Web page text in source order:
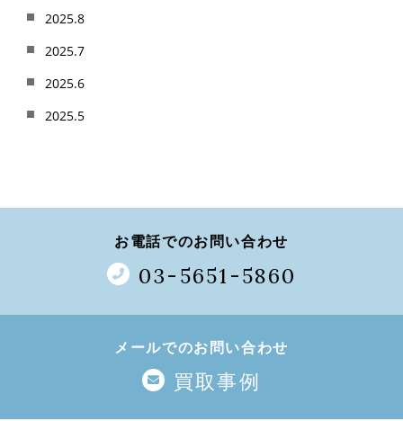
2025.8
2025.7
2025.6
2025.5
お電話でのお問い合わせ
03-5651-5860
メールでのお問い合わせ
買取事例